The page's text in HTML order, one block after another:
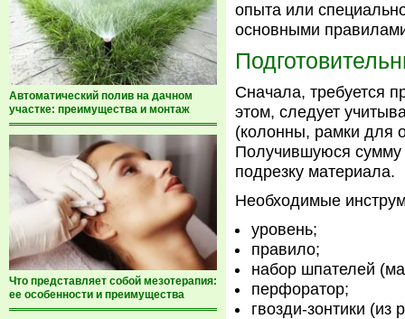
Автоматический полив на дачном
участке: преимущества и монтаж
Что представляет собой мезотерапия:
ее особенности и преимущества
опыта или
основными
Сначала, требуется
этом, следует
(колонны, рамки для
Получившуюся сумму
подрезку материала.
Необходимые
уровень;
правило;
набор шпателей
перфоратор;
гвозди-зонтики (из